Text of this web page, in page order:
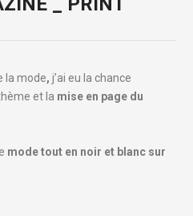
la mode, j’ai eu la chance
et la mise en page du
mode tout en noir et blanc sur